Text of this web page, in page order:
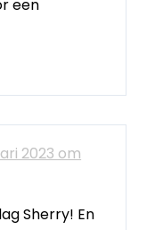
een
2023 om
Sherry! En